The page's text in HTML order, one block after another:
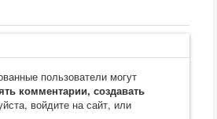
пользователи могут
комментарии, создавать
войдите на сайт, или